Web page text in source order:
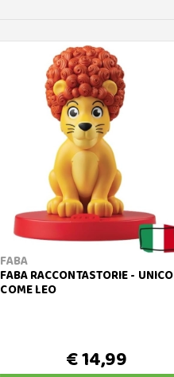
FABA
FABA RACCONTASTORIE - UNICO
COME LEO
€ 14,99